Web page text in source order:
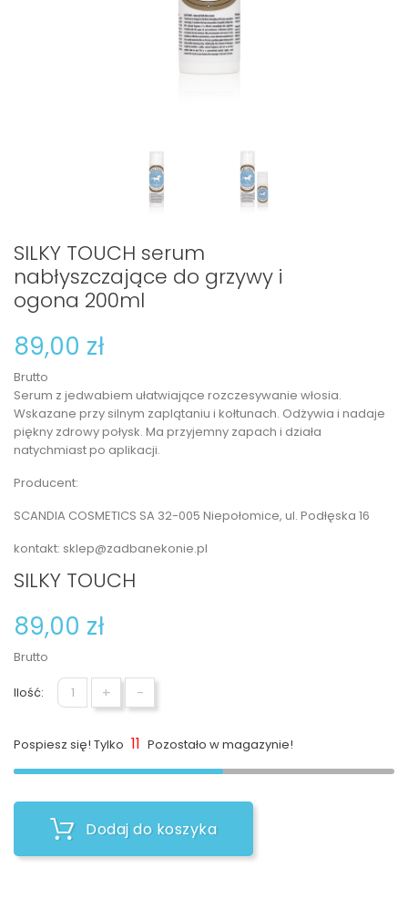
SILKY TOUCH serum
nabłyszczające do grzywy i
ogona 200ml
89,00 zł
Brutto
Serum z jedwabiem ułatwiające rozczesywanie włosia.
Wskazane przy silnym zaplątaniu i kołtunach. Odżywia i nadaje
piękny zdrowy połysk. Ma przyjemny zapach i działa
natychmiast po aplikacji.
Producent:
SCANDIA COSMETICS SA 32-005 Niepołomice, ul. Podłęska 16
kontakt: sklep@zadbanekonie.pl
SILKY TOUCH
89,00 zł
Brutto
Ilość: + -
Pospiesz się! Tylko 11 Pozostało w magazynie!
Dodaj do koszyka